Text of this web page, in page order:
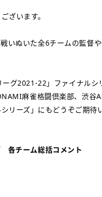
ざいます。
いぬいた全6チームの監督
グ2021-22」ファイナルシ
麻雀格闘倶楽部、渋谷
リーズ」にもどうぞご期待
各チーム総括コメント